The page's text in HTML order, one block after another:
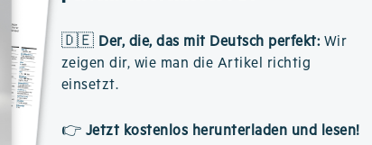
🇩🇪 Der, die, das mit Deutsch perfekt: Wir
zeigen dir, wie man die Artikel richtig
einsetzt.
👉 Jetzt kostenlos herunterladen und lesen!